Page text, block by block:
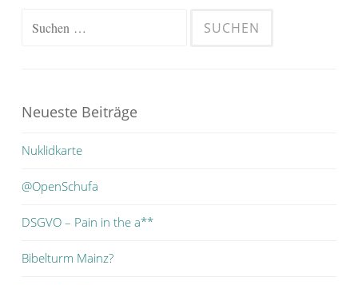
Suchen
Neueste Beiträge
Nuklidkarte
@OpenSchufa
DSGVO – Pain in the a**
Bibelturm Mainz?